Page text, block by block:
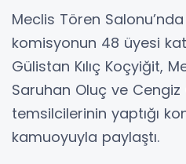
Meclis Tören
komisyonun 48 üyesi
Gülistan Kılıç Koçyiğit,
Saruhan Oluç ve Cengiz
temsilcilerinin yaptığı
kamuoyuyla paylaştı.